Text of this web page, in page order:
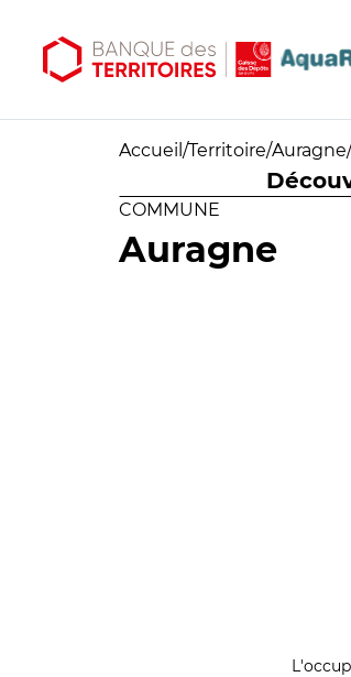
Accueil /Territoire/Auragne/
COMMUNE
Auragne